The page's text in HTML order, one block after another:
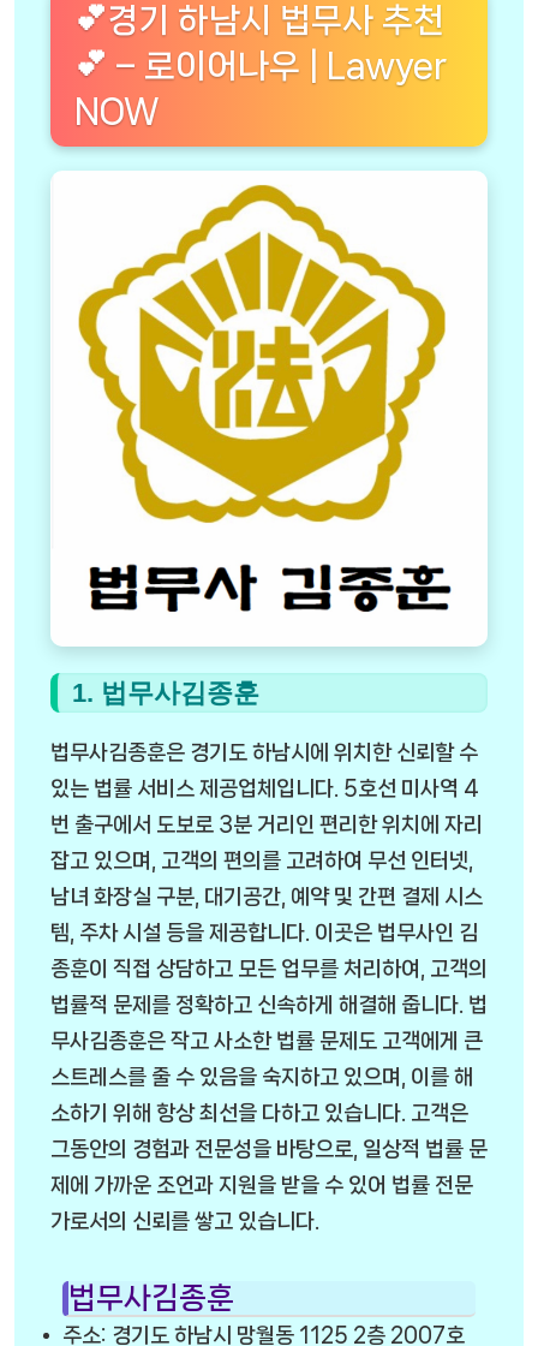
💕경기 하남시 법무사 추천
💕 – 로이어나우 | Lawyer
NOW
1. 법무사김종훈
법무사김종훈은 경기도 하남시에 위치한 신뢰할 수
있는 법률 서비스 제공업체입니다. 5호선 미사역 4
번 출구에서 도보로 3분 거리인 편리한 위치에 자리
잡고 있으며, 고객의 편의를 고려하여 무선 인터넷,
남녀 화장실 구분, 대기공간, 예약 및 간편 결제 시스
템, 주차 시설 등을 제공합니다. 이곳은 법무사인 김
종훈이 직접 상담하고 모든 업무를 처리하여, 고객의
법률적 문제를 정확하고 신속하게 해결해 줍니다. 법
무사김종훈은 작고 사소한 법률 문제도 고객에게 큰
스트레스를 줄 수 있음을 숙지하고 있으며, 이를 해
소하기 위해 항상 최선을 다하고 있습니다. 고객은
그동안의 경험과 전문성을 바탕으로, 일상적 법률 문
제에 가까운 조언과 지원을 받을 수 있어 법률 전문
가로서의 신뢰를 쌓고 있습니다.
법무사김종훈
주소: 경기도 하남시 망월동 1125 2층 2007호